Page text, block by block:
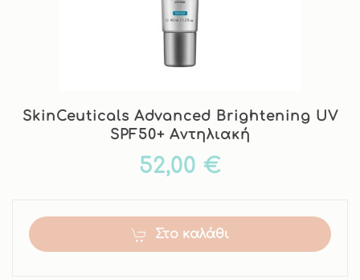
SkinCeuticals Advanced Brightening UV
SPF50+ Aντηλιακή
52,00 €
Στο καλάθι